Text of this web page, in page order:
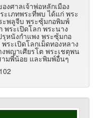
งศาลเจ้าพ่อหลักเมือง
เภทพระที่พบ ได้แก่ พระ
พลูจีบ พระซุ้มกอพิมพ์
พระเปิดโลก พระนาง
หนังกำแพง พระซุ้มกอ
ระเปิดโลกเม็ดทองหลาง
พญาเศียรโต พระเชตุพน
ามพี่น้อย และพิมพ์อื่นๆ